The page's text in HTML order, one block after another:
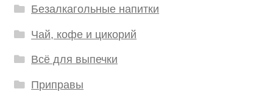
Безалкагольные напитки
Чай, кофе и цикорий
Всё для выпечки
Приправы